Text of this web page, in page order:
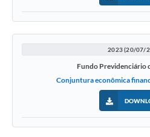
2023 (20/07/
Fundo Previdenciário
Conjuntura econômica